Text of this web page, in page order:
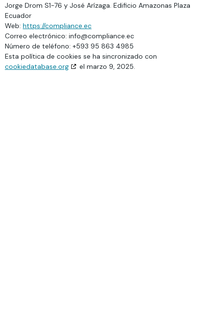
Jorge Drom S1-76 y José Arízaga. Edificio Amazonas Plaza
Ecuador
Web: https://compliance.ec
Correo electrónico: info@compliance.ec
Número de teléfono: +593 95 863 4985
Esta política de cookies se ha sincronizado con
cookiedatabase.org
el marzo 9, 2025.